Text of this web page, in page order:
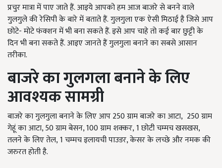
प्रचुर मात्रा में पाए जाते हैं. आइये आपको हम आज बाजरे से बनने वाले
गुलगुले की रेसिपी के बारे में बताते हैं. गुलगुला एक ऐसी मिठाई है जिसे आप
छोटे- मोटे फंक्शन में भी बना सकते हैं. इसे आप चाहे तो कई बार छुट्टी के
दिन भी बना सकते हैं. आइए जानते हैं गुलगुला बनाने का सबसे आसान
तरीका.
बाजरे का गुलगला बनाने के लिए
आवश्यक सामग्री
बाजरे का गुलगुला बनाने के लिए आप 250 ग्राम बाजरे का आटा, 250 ग्राम
गेहूं का आटा, 50 ग्राम बेसन, 100 ग्रामशक्कर, 1 छोटी चम्मच खसखस,
तलने के लिए तेल, 1 चम्मच इलायची पाउडर, केसर के लच्छे और नमक की
जरुरत होती है.